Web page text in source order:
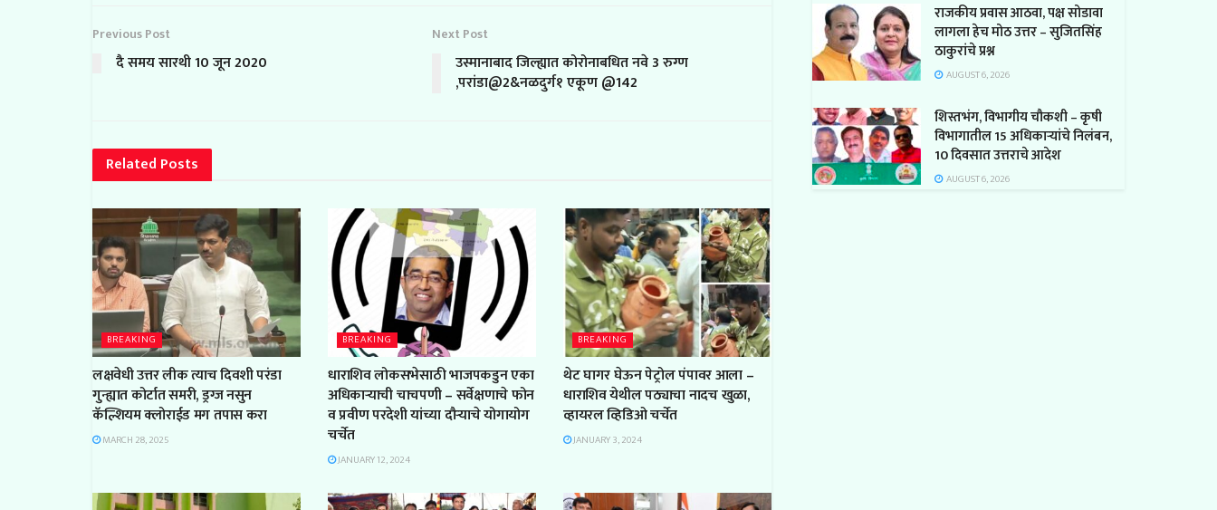
Previous Post
दै समय सारथी 10 जून 2020
Next Post
उस्मानाबाद जिल्ह्यात कोरोनाबधित नवे 3 रुग्ण
,परांडा@2&नळदुर्ग१ एकूण @142
Related Posts
BREAKING
लक्षवेधी उत्तर लीक त्याच दिवशी परंडा
गुन्ह्यात कोर्टात समरी, ड्रग्ज नसुन
कॅल्शियम क्लोराईड मग तपास करा
MARCH 28, 2025
BREAKING
धाराशिव लोकसभेसाठी भाजपकडुन एका
अधिकाऱ्याची चाचपणी – सर्वेक्षणाचे फोन
व प्रवीण परदेशी यांच्या दौऱ्याचे योगायोग
चर्चेत
JANUARY 12, 2024
BREAKING
थेट घागर घेऊन पेट्रोल पंपावर आला –
धाराशिव येथील पठ्याचा नादच खुळा,
व्हायरल व्हिडिओ चर्चेत
JANUARY 3, 2024
राजकीय प्रवास आठवा, पक्ष सोडावा
लागला हेच मोठ उत्तर – सुजितसिंह
ठाकुरांचे प्रश्न
AUGUST 6, 2026
शिस्तभंग, विभागीय चौकशी – कृषी
विभागातील 15 अधिकाऱ्यांचे निलंबन,
10 दिवसात उत्तराचे आदेश
AUGUST 6, 2026